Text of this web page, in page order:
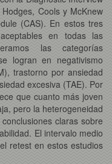
Cools y McKnew
(CAS). En estos tres
en todas las
las categorías
logran en negativismo
trastorno por ansiedad
excesiva (TAE). Por
que cuanto más joven
pero la heterogeneidad
claras sobre
El intervalo medio
retest en estos estudios